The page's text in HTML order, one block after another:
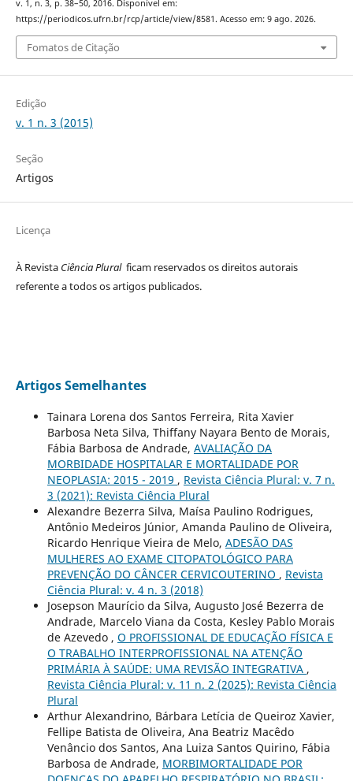
v. 1, n. 3, p. 38–50, 2016. Disponível em:
https://periodicos.ufrn.br/rcp/article/view/8581. Acesso em: 9 ago. 2026.
Fomatos de Citação
Edição
v. 1 n. 3 (2015)
Seção
Artigos
Licença
À Revista Ciência Plural ficam reservados os direitos autorais
referente a todos os artigos publicados.
Artigos Semelhantes
Tainara Lorena dos Santos Ferreira, Rita Xavier
Barbosa Neta Silva, Thiffany Nayara Bento de Morais,
Fábia Barbosa de Andrade, AVALIAÇÃO DA
MORBIDADE HOSPITALAR E MORTALIDADE POR
NEOPLASIA: 2015 - 2019 , Revista Ciência Plural: v. 7 n.
3 (2021): Revista Ciência Plural
Alexandre Bezerra Silva, Maísa Paulino Rodrigues,
Antônio Medeiros Júnior, Amanda Paulino de Oliveira,
Ricardo Henrique Vieira de Melo, ADESÃO DAS
MULHERES AO EXAME CITOPATOLÓGICO PARA
PREVENÇÃO DO CÂNCER CERVICOUTERINO , Revista
Ciência Plural: v. 4 n. 3 (2018)
Josepson Maurício da Silva, Augusto José Bezerra de
Andrade, Marcelo Viana da Costa, Kesley Pablo Morais
de Azevedo , O PROFISSIONAL DE EDUCAÇÃO FÍSICA E
O TRABALHO INTERPROFISSIONAL NA ATENÇÃO
PRIMÁRIA À SAÚDE: UMA REVISÃO INTEGRATIVA ,
Revista Ciência Plural: v. 11 n. 2 (2025): Revista Ciência
Plural
Arthur Alexandrino, Bárbara Letícia de Queiroz Xavier,
Fellipe Batista de Oliveira, Ana Beatriz Macêdo
Venâncio dos Santos, Ana Luiza Santos Quirino, Fábia
Barbosa de Andrade, MORBIMORTALIDADE POR